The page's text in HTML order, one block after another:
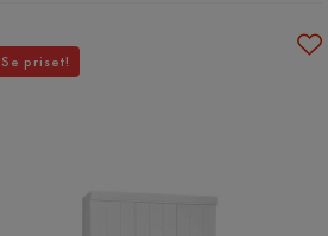
Se priset!